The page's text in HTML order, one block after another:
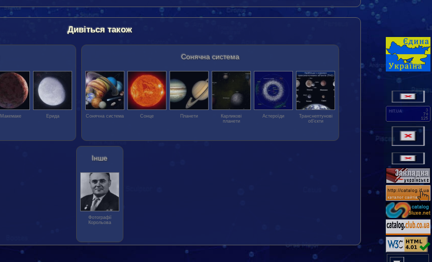
Дивіться також
Макемаке Ерида
Сонячна система
Сонячна система Сонце Планети
Карликові
планети
Астероїди
Транс­нептунові
об’єкти
Інше
Фотографії
Корольова
HIT.UA